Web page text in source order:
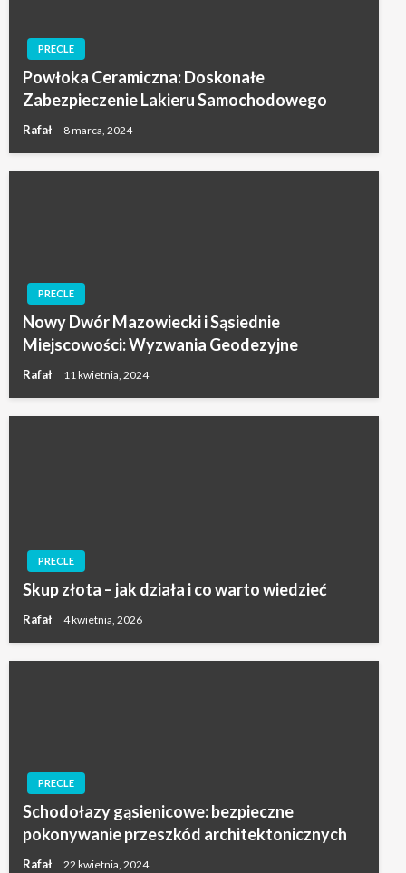
PRECLE
Powłoka Ceramiczna: Doskonałe
Zabezpieczenie Lakieru Samochodowego
Rafał 8 marca, 2024
PRECLE
Nowy Dwór Mazowiecki i Sąsiednie
Miejscowości: Wyzwania Geodezyjne
Rafał 11 kwietnia, 2024
PRECLE
Skup złota – jak działa i co warto wiedzieć
Rafał 4 kwietnia, 2026
PRECLE
Schodołazy gąsienicowe: bezpieczne
pokonywanie przeszkód architektonicznych
Rafał 22 kwietnia, 2024